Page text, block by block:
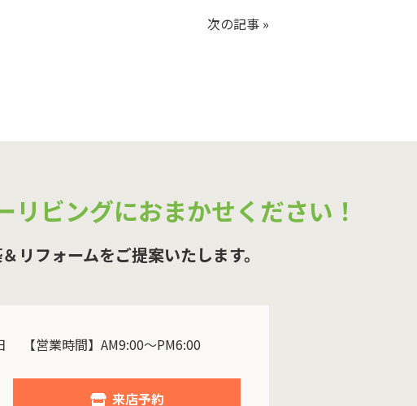
次の記事 »
リビングにおまかせください！
リフォームをご提案いたします。
【営業時間】AM9:00～PM6:00
来店予約